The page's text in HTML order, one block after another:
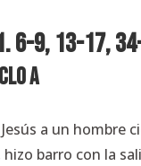
6-9, 13-17,
A
a un hombre
barro con la